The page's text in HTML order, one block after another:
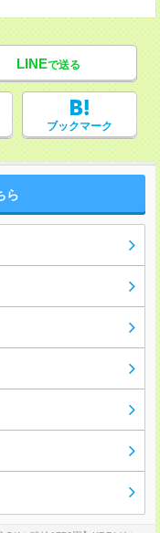
LINEで送る
ブックマーク
ら